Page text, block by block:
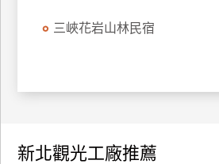
飯
作
三峽花岩山林民宿
新北觀光工廠推薦